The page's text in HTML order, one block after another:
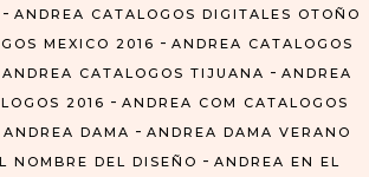
- ANDREA CATALOGOS DIGITALES OTOÑO
MEXICO 2016 - ANDREA CATALOGOS
ANDREA CATALOGOS TIJUANA - ANDREA
2016 - ANDREA COM CATALOGOS
ANDREA DAMA - ANDREA DAMA VERANO
NOMBRE DEL DISEÑO - ANDREA EN EL